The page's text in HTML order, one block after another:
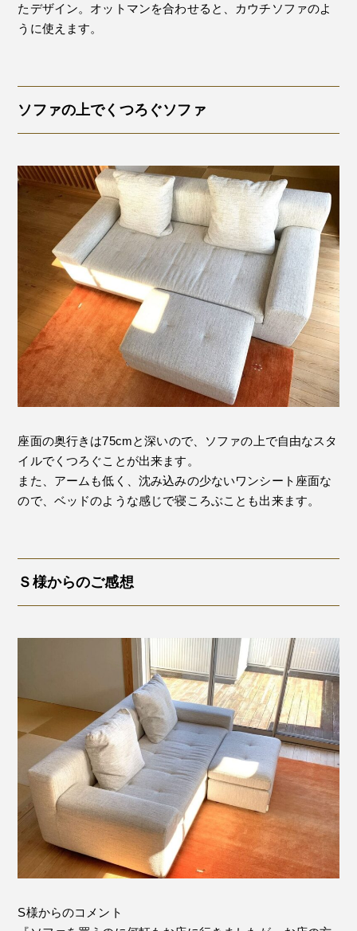
たデザイン。オットマンを合わせると、カウチソファのよ
うに使えます。
ソファの上でくつろぐソファ
座面の奥行きは75cmと深いので、ソファの上で自由なスタ
イルでくつろぐことが出来ます。
また、アームも低く、沈み込みの少ないワンシート座面な
ので、ベッドのような感じで寝ころぶことも出来ます。
Ｓ様からのご感想
S様からのコメント